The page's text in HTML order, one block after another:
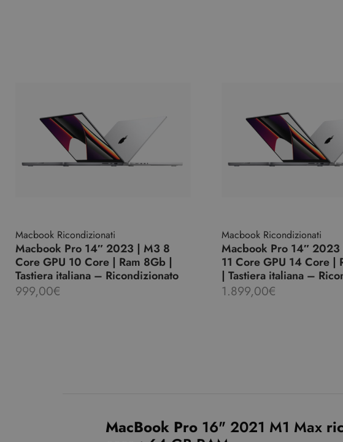
Macbook Ricondizionati
Macbook Pro 14″ 2023 | M3 8
Core GPU 10 Core | Ram 8Gb |
Tastiera italiana – Ricondizionato
999,00€
Macbook Ricondizionati
Macbook Pro 14″
11 Core GPU 14 Core |
| Tastiera italiana –
1.899,00€
MacBook Pro 16" 2021 M1 Max